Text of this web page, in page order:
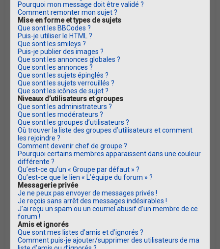
Pourquoi mon message doit être validé ?
Comment remonter mon sujet ?
Mise en forme et types de sujets
Que sont les BBCodes ?
Puis-je utiliser le HTML ?
Que sont les smileys ?
Puis-je publier des images ?
Que sont les annonces globales ?
Que sont les annonces ?
Que sont les sujets épinglés ?
Que sont les sujets verrouillés ?
Que sont les icônes de sujet ?
Niveaux d’utilisateurs et groupes
Que sont les administrateurs ?
Que sont les modérateurs ?
Que sont les groupes d’utilisateurs ?
Où trouver la liste des groupes d’utilisateurs et comment
les rejoindre ?
Comment devenir chef de groupe ?
Pourquoi certains membres apparaissent dans une couleur
différente ?
Qu’est-ce qu’un « Groupe par défaut » ?
Qu’est-ce que le lien « L’équipe du forum » ?
Messagerie privée
Je ne peux pas envoyer de messages privés !
Je reçois sans arrêt des messages indésirables !
J’ai reçu un spam ou un courriel abusif d’un membre de ce
forum !
Amis et ignorés
Que sont mes listes d’amis et d’ignorés ?
Comment puis-je ajouter/supprimer des utilisateurs de ma